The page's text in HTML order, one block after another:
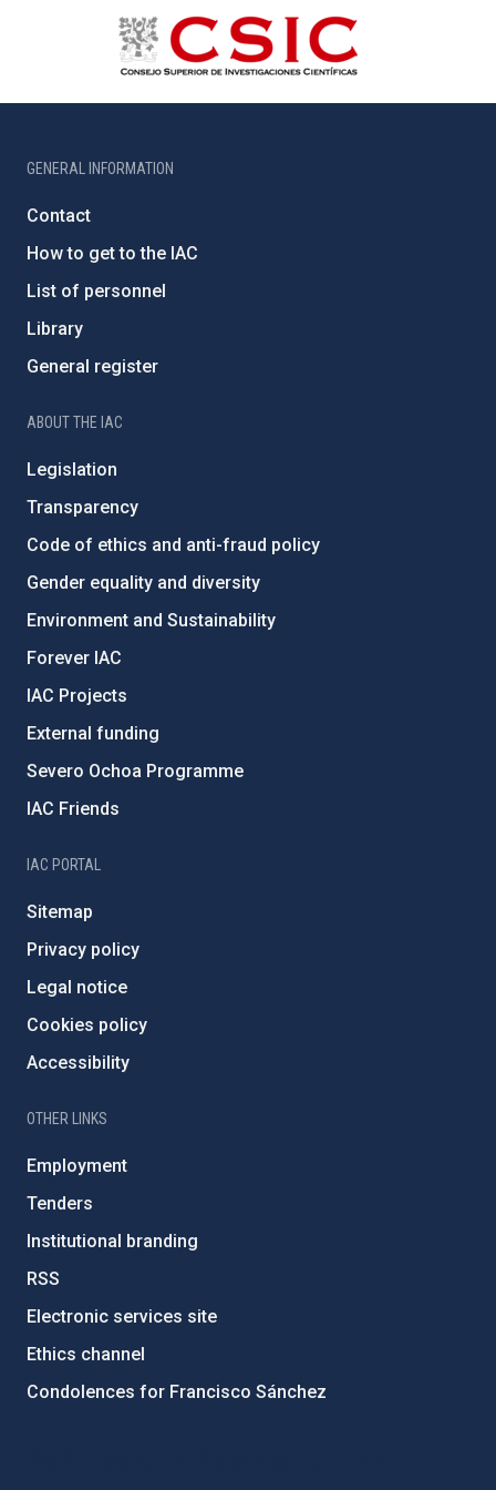
GENERAL INFORMATION
Contact
How to get to the IAC
List of personnel
Library
General register
ABOUT THE IAC
Legislation
Transparency
Code of ethics and anti-fraud policy
Gender equality and diversity
Environment and Sustainability
Forever IAC
IAC Projects
External funding
Severo Ochoa Programme
IAC Friends
IAC PORTAL
Sitemap
Privacy policy
Legal notice
Cookies policy
Accessibility
OTHER LINKS
Employment
Tenders
Institutional branding
RSS
Electronic services site
Ethics channel
Condolences for Francisco Sánchez